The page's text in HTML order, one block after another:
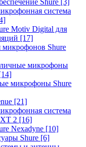
Shure [3]
система
Motiv Digital для
[17]
микрофонов Shure
микрофоны
микрофоны Shure
[21]
система
2 [16]
Nexadyne [10]
Shure [6]